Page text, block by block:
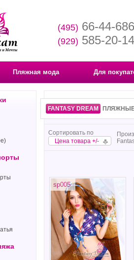
(495) 66-44-686
(929) 585-20-14
Пляжная мода Для
FANTASY DREAM
Сортировать по
Цена товара +/-
sp005